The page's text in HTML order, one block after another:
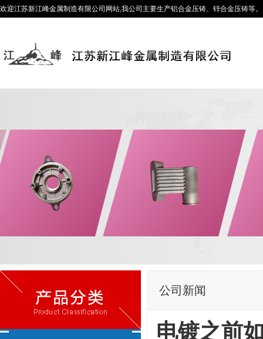
欢迎江苏新江峰金属制造有限公司网站,我公司主要生产铝合金压铸、锌合金压铸等
公司新闻
电镀之前